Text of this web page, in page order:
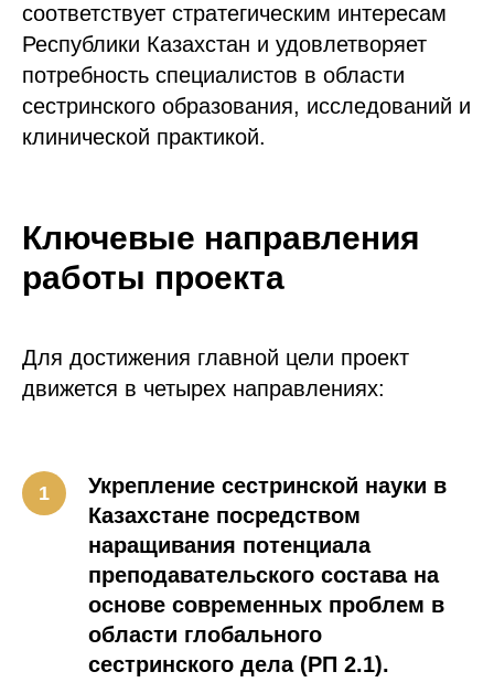
соответствует стратегическим интересам
Республики Казахстан и удовлетворяет
потребность специалистов в области
сестринского образования, исследований и
клинической практикой.
Ключевые направления
работы проекта
Для достижения главной цели проект
движется в четырех направлениях:
Укрепление сестринской науки в
Казахстане посредством
наращивания потенциала
преподавательского состава на
основе современных проблем в
области глобального
сестринского дела (РП 2.1).